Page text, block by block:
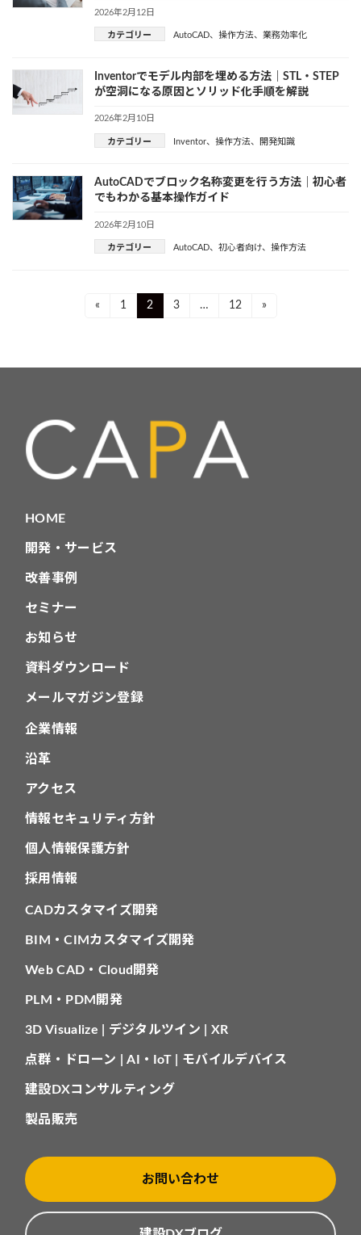
2026年2月12日
カテゴリー AutoCAD、 操作方法、 業務効率化
Inventorでモデル内部を埋める方法｜STL・STEP
が空洞になる原因とソリッド化手順を解説
2026年2月10日
カテゴリー Inventor、 操作方法、 開発知識
AutoCADでブロック名称変更を行う方法｜初心者
でもわかる基本操作ガイド
2026年2月10日
カテゴリー AutoCAD、 初心者向け、 操作方法
ー
シ
ン
« Page
1 Page
2 Page
3 … Page
12 »
HOME
開発・サービス
改善事例
セミナー
お知らせ
資料ダウンロード
メールマガジン登録
企業情報
沿革
アクセス
情報セキュリティ方針
個人情報保護方針
採用情報
CADカスタマイズ開発
BIM・CIMカスタマイズ開発
Web CAD・Cloud開発
PLM・PDM開発
3D Visualize | デジタルツイン | XR
点群・ドローン | AI・IoT | モバイルデバイス
建設DXコンサルティング
製品販売
お問い合わせ